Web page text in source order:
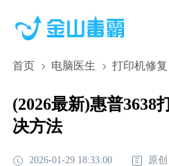
首页 电脑医生 打印机修复
(2026最新)惠普3638
决方法
2026-01-29 18:33:00 原创